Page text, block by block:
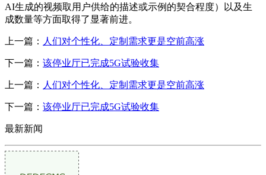
AI生成的视频取用户供给的描述或示例的契合程度）以及生
成数量等方面取得了显著前进。
上一篇： 人们对个性化、定制需求更是空前高涨
下一篇： 该停业厅已完成5G试验收集
上一篇： 人们对个性化、定制需求更是空前高涨
下一篇： 该停业厅已完成5G试验收集
最新新闻